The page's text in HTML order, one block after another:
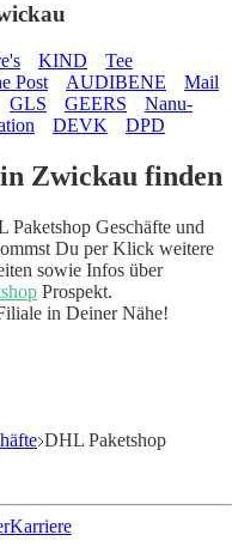
KIND
Tee
Post AUDIBENE
Mail
GLS GEERS
Nanu-
DEVK DPD
Zwickau finden
Geschäfte und
Du per Klick weitere
sowie Infos über
Prospekt.
in Deiner Nähe!
DHL Paketshop
Karriere